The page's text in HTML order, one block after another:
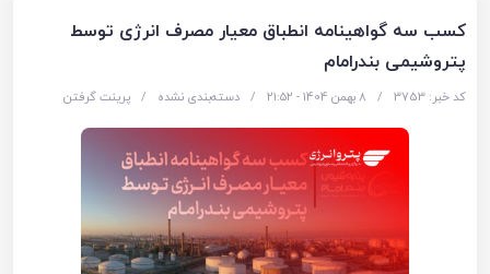
کسب سه گواهینامه انطباق معیار مصرف انرژی توسط
پتروشیمی بندرامام
کد خبر: 3753 / 8 بهمن 1404 - ۲۱:۵۲ / دسته‌بندی نشده / پرینت گرفتن